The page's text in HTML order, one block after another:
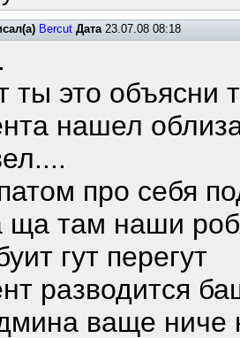
Bercut Дата23.07.08 08:18
ты это объясни
нашел
про себя
ща там наши
гут перегут
разводится
ваще ниче